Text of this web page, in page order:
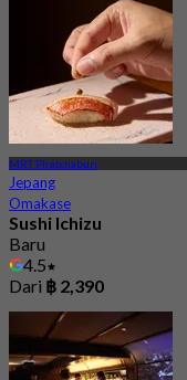
MRT Phetchaburi
Jepang
Omakase
Sushi Ichizu
Baru
4.5
Dari ฿ 2,390